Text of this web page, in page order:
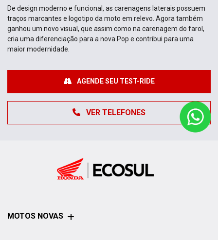
De design moderno e funcional, as carenagens laterais possuem
traços marcantes e logotipo da moto em relevo. Agora também
ganhou um novo visual, que assim como na carenagem do farol,
cria uma diferenciação para a nova Pop e contribui para uma
maior modernidade.
VER TELEFONES
AGENDE SEU TEST-RIDE
MOTOS NOVAS